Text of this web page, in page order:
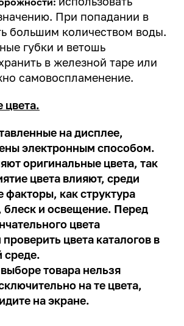
При попадании в
большим количеством воды.
губки и ветошь
в железной таре или
самовоспламенение.
цвета.
на дисплее,
электронным способом.
оригинальные цвета, так
цвета влияют, среди
факторы, как структура
блеск и освещение. Перед
цвета
цвета каталогов в
среде.
товара нельзя
на те цвета,
на экране.